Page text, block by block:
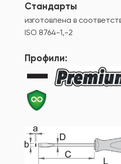
Стандарты
изготовлена в
ISO 8764-1,-2
Профили: